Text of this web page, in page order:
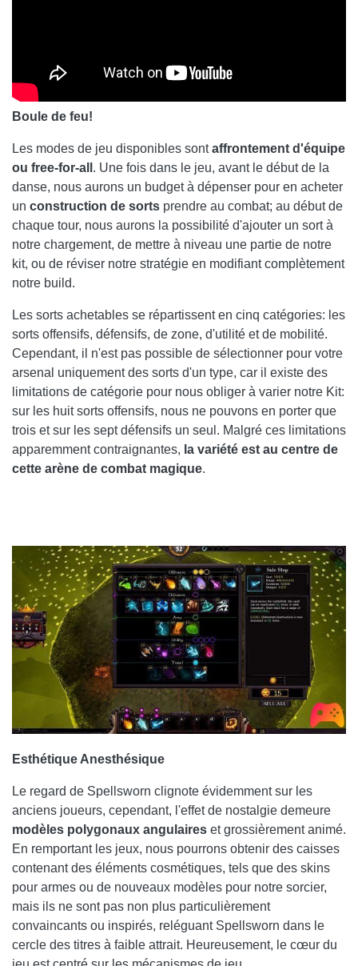
Boule de feu!
Les modes de jeu disponibles sontaffrontement d'équipe
ou free-for-all . Une fois dans le jeu, avant le début de la
danse, nous aurons un budget à dépenser pour en acheter
un construction de sorts prendre au combat; au début de
chaque tour, nous aurons la possibilité d'ajouter un sort à
notre chargement, de mettre à niveau une partie de notre
kit, ou de réviser notre stratégie en modifiant complètement
notre build.
Les sorts achetables se répartissent en cinq catégories: les
sorts offensifs, défensifs, de zone, d'utilité et de mobilité.
Cependant, il n'est pas possible de sélectionner pour votre
arsenal uniquement des sorts d'un type, car il existe des
limitations de catégorie pour nous obliger à varier notre Kit:
sur les huit sorts offensifs, nous ne pouvons en porter que
trois et sur les sept défensifs un seul. Malgré ces limitations
apparemment contraignantes, la variété est au centre de
cette arène de combat magique.
Esthétique Anesthésique
Le regard de Spellsworn clignote évidemment sur les
anciens joueurs, cependant, l'effet de nostalgie demeure
modèles polygonaux angulaires et grossièrement animé.
En remportant les jeux, nous pourrons obtenir des caisses
contenant des éléments cosmétiques, tels que des skins
pour armes ou de nouveaux modèles pour notre sorcier,
mais ils ne sont pas non plus particulièrement
convaincants ou inspirés, reléguant Spellsworn dans le
cercle des titres à faible attrait. Heureusement, le cœur du